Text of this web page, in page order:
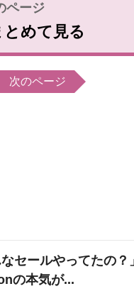
めて見る
次のページ
なセールやってたの
の本気が...